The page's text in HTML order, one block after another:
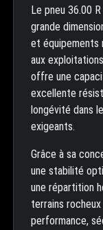
Le pneu 36.00
grande
et équipements
aux
offre une
excellente
longévité dans
exigeants.
Grâce à sa
une stabilité
une répartition
terrains
performance,